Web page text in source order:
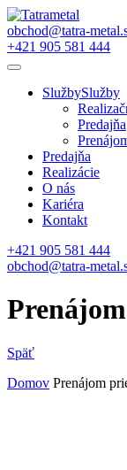
obchod@tatra-
+421 905 581 444
SlužbySlužby
Predajňa
Predajňa
Realizácie
O nás
Kariéra
Kontakt
+421 905 581 444
obchod@tatra-
Späť
Domov Prenájom